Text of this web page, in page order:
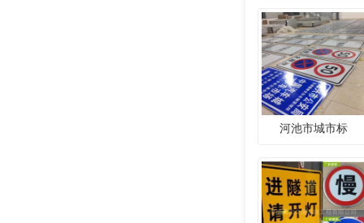
河池市城市标